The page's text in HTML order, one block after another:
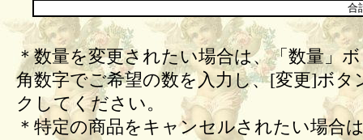
合
＊数量を変更されたい場合は、「数量」
角数字でご希望の数を入力し、[変更]ボタ
クしてください。
＊特定の商品をキャンセルされたい場合